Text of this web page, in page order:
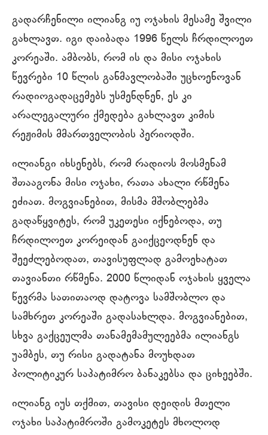
გადარჩენილი ილიანგ იუ ოჯახის მესამე შვილი
გახლავთ. იგი დაიბადა 1996 წელს ჩრდილოეთ
კორეაში. ამბობს, რომ ის და მისი ოჯახის
წევრები 10 წლის განმავლობაში უცხოენოვან
რადიოგადაცემებს უსმენდნენ, ეს კი
არალეგალური ქმედება გახლავთ კიმის
რეჟიმის მმართველობის პერიოდში.
ილიანგი იხსენებს, რომ რადიოს მოსმენამ
შთააგონა მისი ოჯახი, რათა ახალი რწმენა
ეძიათ. მოგვიანებით, მისმა მშობლებმა
გადაწყვიტეს, რომ უკეთესი იქნებოდა, თუ
ჩრდილოეთ კორეიდან გაიქცეოდნენ და
შეეძლებოდათ, თავისუფლად გამოეხატათ
თავიანთი რწმენა. 2000 წლიდან ოჯახის ყველა
წევრმა სათითაოდ დატოვა სამშობლო და
სამხრეთ კორეაში გადასახლდა. მოგვიანებით,
სხვა გაქცეულმა თანამემამულეებმა ილიანგს
უამბეს, თუ რისი გადატანა მოუხდათ
პოლიტიკურ საპატიმრო ბანაკებსა და ციხეებში.
ილიანგ იუს თქმით, თავისი დეიდის მთელი
ოჯახი საპატიმროში გამოკეტეს მხოლოდ